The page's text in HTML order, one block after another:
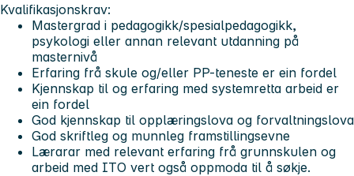
Kvalifikasjonskrav:
Mastergrad i pedagogikk/spesialpedagogikk,
psykologi eller annan relevant utdanning på
masternivå
Erfaring frå skule og/eller PP-teneste er ein fordel
Kjennskap til og erfaring med systemretta arbeid er
ein fordel
God kjennskap til opplæringslova og forvaltningslova
God skriftleg og munnleg framstillingsevne
Lærarar med relevant erfaring frå grunnskulen og
arbeid med ITO vert også oppmoda til å søkje.